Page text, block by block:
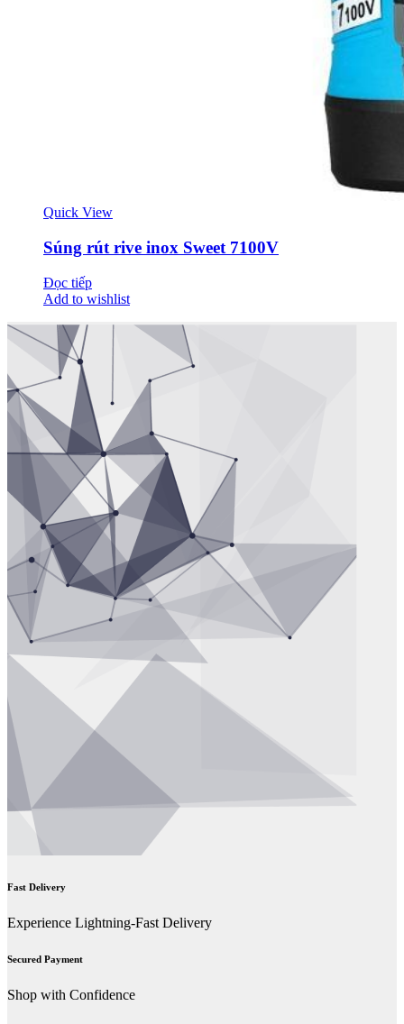
Quick View
Súng rút rive inox Sweet 7100V
Đọc tiếp
Add to wishlist
Fast Delivery
Experience Lightning-Fast Delivery
Secured Payment
Shop with Confidence